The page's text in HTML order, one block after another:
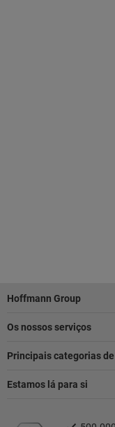
Rodapé
Hoffmann Group
Os nossos serviços
Principais categorias
Estamos lá para si